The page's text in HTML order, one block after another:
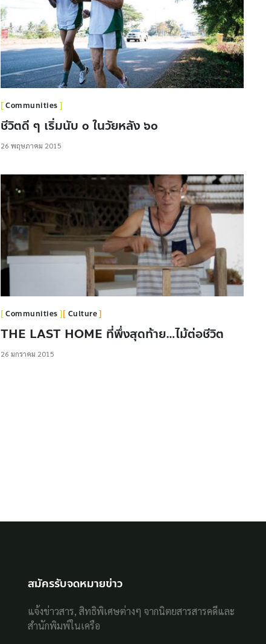
Communities
ชีวิตดี ๆ เริ่มนับ ๐ ในวัยหลัง ๖๐
26 พฤษภาคม 2015
Communities Culture
THE LAST HOME ที่พึ่งสุดท้าย…ไม้ต่อชีวิต
26 มกราคม 2015
สมัครรับจดหมายข่าว
แจ้งข่าวสาร, สิทธิพิเศษต่างๆ จากนิตยสารสารคดีและ
สำนักพิมพ์ในเครือ